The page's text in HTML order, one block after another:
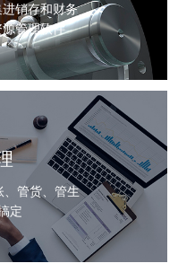
销存和财务
管理软件
、管货、管生
定